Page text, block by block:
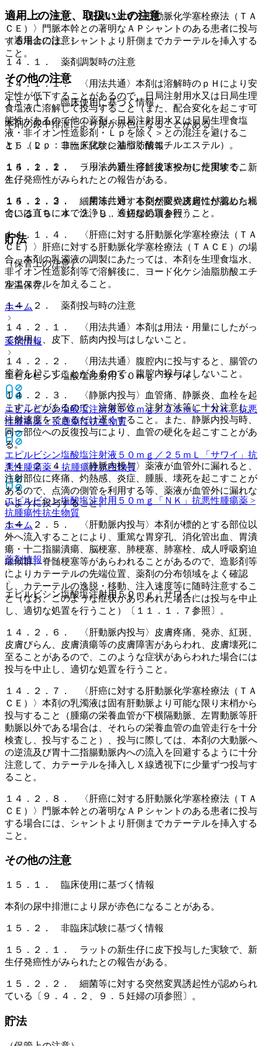
１４．２．８． 〈肝癌に対する肝動脈化学塞栓療法（ＴＡ
ＣＥ）〉門脈本幹との著明なＡＰシャントのある患者に投与
する場合には、シャントより肝側までカテーテルを挿入する
こと。
その他の注意
１５．１． 臨床使用に基づく情報
本剤の尿中排泄により尿が赤色になることがある。
１５．２． 非臨床試験に基づく情報
１５．２．１． ラットの新生仔に皮下投与した実験で、新
生仔発癌性がみられたとの報告がある。
１５．２．２． 細菌等に対する突然変異誘起性が認められ
ている〔９．４．２、９．５妊婦の項参照〕。
貯法
（保管上の注意）
室温保存。
ホーム
薬剤情報
エピルビシン塩酸塩注射用５０ｍｇ「サワイ」
エピルビシン塩酸塩注射液５０ｍｇ／２５ｍＬ「ＮＫ」抗悪
性腫瘍薬 > 抗腫瘍性抗生物質
エピルビシン塩酸塩注射液５０ｍｇ／２５ｍＬ「サワイ」 抗
悪性腫瘍薬 > 抗腫瘍性抗生物質
エピルビシン塩酸塩注射用５０ｍｇ「ＮＫ」 抗悪性腫瘍薬 >
抗腫瘍性抗生物質
ホーム
薬剤情報
エピルビシン塩酸塩注射用５０ｍｇ「サワイ」
適用上の注意、取扱い上の注意
（適用上の注意）
１４．１． 薬剤調製時の注意
１４．１．１． 〈用法共通〉本剤は溶解時のｐＨにより安
定性が低下することがあるので、日局注射用水又は日局生理
食塩液に溶解して投与すること（また、配合変化を起こす可
能性があるので他の薬剤＜日局注射用水又は日局生理食塩
液・非イオン性造影剤・Ｌｐを除く＞との混注を避けるこ
と）（Ｌｐ：ヨード化ケシ油脂肪酸エチルエステル）。
１４．１．２． 〈用法共通〉溶解後速やかに使用するこ
と。
１４．１．３． 〈用法共通〉本剤が眼や皮膚に付着した場
合には直ちに水で洗浄し、適切な処置を行うこと。
１４．１．４． 〈肝癌に対する肝動脈化学塞栓療法（ＴＡ
ＣＥ）〉肝癌に対する肝動脈化学塞栓療法（ＴＡＣＥ）の場
合、本剤の乳濁液の調製にあたっては、本剤を生理食塩水、
非イオン性造影剤等で溶解後に、ヨード化ケシ油脂肪酸エチ
ルエステルを加えること。
１４．２． 薬剤投与時の注意
１４．２．１． 〈用法共通〉本剤は用法・用量にしたがっ
て使用し、皮下、筋肉内投与はしないこと。
１４．２．２． 〈用法共通〉腹腔内に投与すると、腸管の
癒着を起こすことがあるので、腹腔内投与はしないこと。
１４．２．３． 〈静脈内投与〉血管痛、静脈炎、血栓を起
こすことがあるので、注射部位、注射方法等に十分注意し、
注射速度をできるだけ遅くすること。また、静脈内投与時、
同一部位への反復投与により、血管の硬化を起こすことがあ
る。
１４．２．４． 〈静脈内投与〉薬液が血管外に漏れると、
注射部位に疼痛、灼熱感、炎症、腫脹、壊死を起こすことが
あるので、点滴の側管を利用する等、薬液が血管外に漏れな
いように投与すること。
１４．２．５． 〈肝動脈内投与〉本剤が標的とする部位以
外へ流入することにより、重篤な胃穿孔、消化管出血、胃潰
瘍・十二指腸潰瘍、脳梗塞、肺梗塞、肺塞栓、成人呼吸窮迫
症候群、脊髄梗塞等があらわれることがあるので、造影剤等
によりカテーテルの先端位置、薬剤の分布領域をよく確認
し、カテーテルの逸脱・移動、注入速度等に随時注意するこ
と（なお、このような症状があらわれた場合には投与を中止
し、適切な処置を行うこと）〔１１．１．７参照〕。
１４．２．６． 〈肝動脈内投与〉皮膚疼痛、発赤、紅斑、
皮膚びらん、皮膚潰瘍等の皮膚障害があらわれ、皮膚壊死に
至ることがあるので、このような症状があらわれた場合には
投与を中止し、適切な処置を行うこと。
１４．２．７． 〈肝癌に対する肝動脈化学塞栓療法（ＴＡ
ＣＥ）〉本剤の乳濁液は固有肝動脈より可能な限り末梢から
投与すること（腫瘍の栄養血管が下横隔動脈、左胃動脈等肝
動脈以外である場合は、それらの栄養血管の血管走行を十分
検査し、投与すること）、投与に際しては、本剤の大動脈へ
の逆流及び胃十二指腸動脈内への流入を回避するように十分
注意して、カテーテルを挿入しＸ線透視下に少量ずつ投与す
ること。
１４．２．８． 〈肝癌に対する肝動脈化学塞栓療法（ＴＡ
ＣＥ）〉門脈本幹との著明なＡＰシャントのある患者に投与
する場合には、シャントより肝側までカテーテルを挿入する
こと。
その他の注意
１５．１． 臨床使用に基づく情報
本剤の尿中排泄により尿が赤色になることがある。
１５．２． 非臨床試験に基づく情報
１５．２．１． ラットの新生仔に皮下投与した実験で、新
生仔発癌性がみられたとの報告がある。
１５．２．２． 細菌等に対する突然変異誘起性が認められ
ている〔９．４．２、９．５妊婦の項参照〕。
貯法